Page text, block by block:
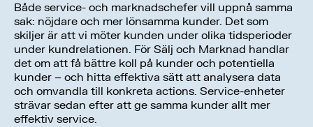
Både service- och marknadschefer vill uppnå samma
sak: nöjdare och mer lönsamma kunder. Det som
skiljer är att vi möter kunden under olika tidsperioder
under kundrelationen. För Sälj och Marknad handlar
det om att få bättre koll på kunder och potentiella
kunder – och hitta effektiva sätt att analysera data
och omvandla till konkreta actions. Service-enheter
strävar sedan efter att ge samma kunder allt mer
effektiv service.